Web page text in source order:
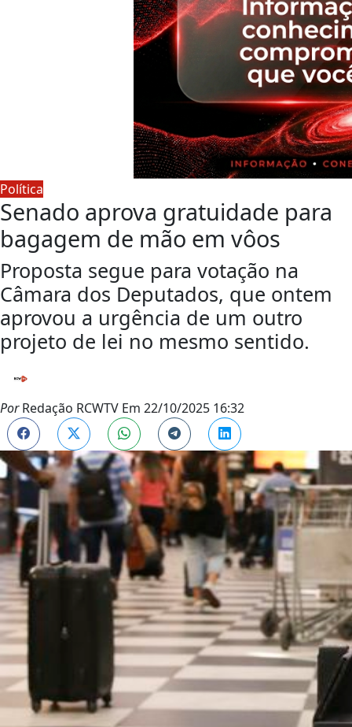
Política
Senado aprova gratuidade para
bagagem de mão em vôos
Proposta segue para votação na
Câmara dos Deputados, que ontem
aprovou a urgência de um outro
projeto de lei no mesmo sentido.
PorRedação RCWTV Em 22/10/2025 16:32